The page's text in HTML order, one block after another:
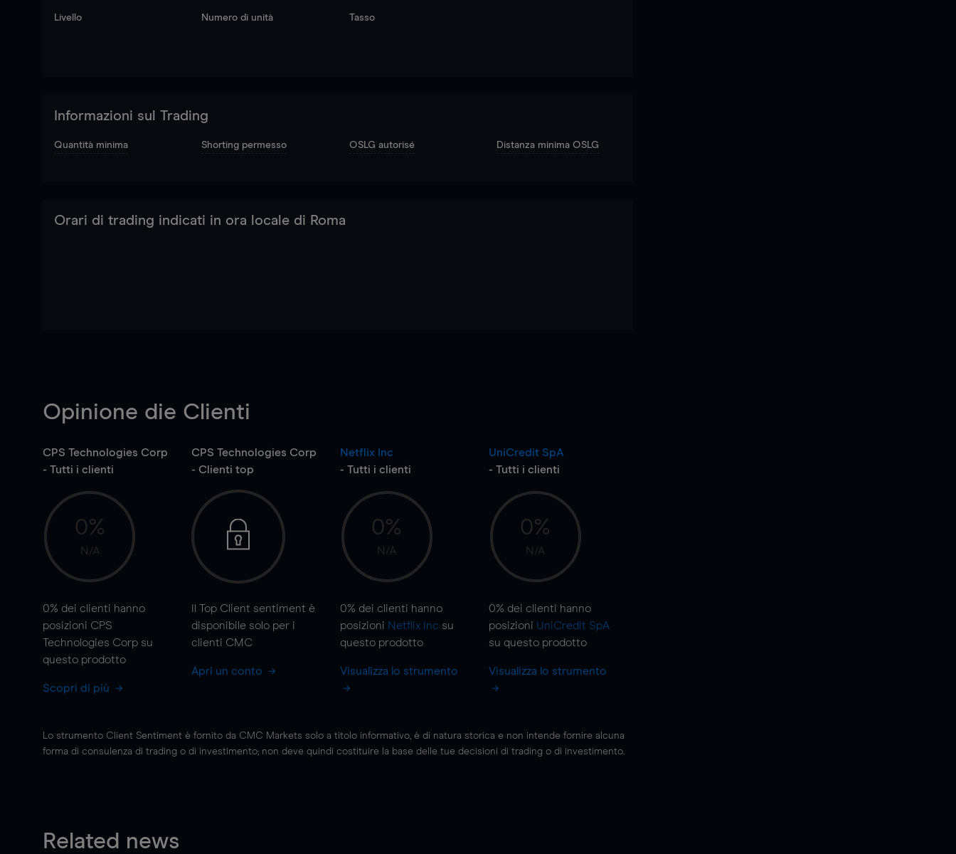
Livello Numero di unità Tasso
Informazioni sul Trading
Quantità minima Shorting permesso OSLG autorisé Distanza minima OSLG
Orari di trading indicati in ora locale di Roma
Opinione die Clienti
CPS Technologies Corp
- Tutti i clienti
0%
N/A
0% dei clienti hanno
posizioni CPS
Technologies Corp su
questo prodotto
Scopri di più
CPS Technologies Corp
- Clienti top
Il Top Client sentiment è
disponibile solo per i
clienti CMC
Apri un conto
Netflix Inc
- Tutti i clienti
0%
N/A
0% dei clienti hanno
posizioni Netflix Inc su
questo prodotto
Visualizza lo strumento
UniCredit SpA
- Tutti i clienti
0%
N/A
0% dei clienti hanno
posizioni UniCredit SpA
su questo prodotto
Visualizza lo strumento
Lo strumento Client Sentiment è fornito da CMC Markets solo a titolo informativo, è di natura storica e non intende fornire alcuna
forma di consulenza di trading o di investimento; non deve quindi costituire la base delle tue decisioni di trading o di investimento.
Related news